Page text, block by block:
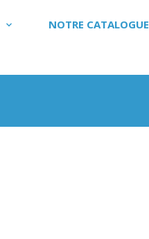
NOTRE CATALOGUE